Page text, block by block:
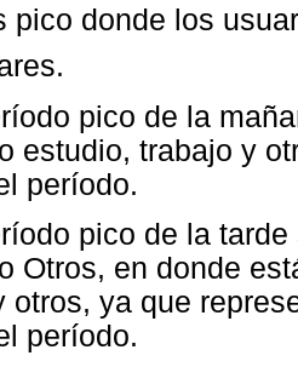
donde los
pico de la
estudio, trabajo y
período.
pico de la
Otros, en donde
otros, ya que
período.